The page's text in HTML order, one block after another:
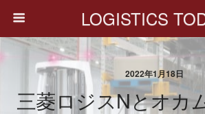
LOGISTICS
2022年1月18日
三菱ロジスNとオカ